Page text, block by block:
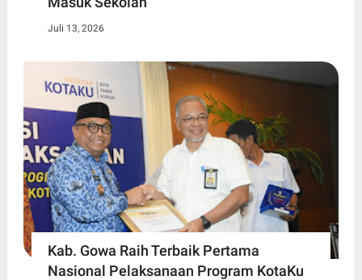
Juli 13, 2026
Kab. Gowa Raih Terbaik Pertama
Nasional Pelaksanaan Program KotaKu